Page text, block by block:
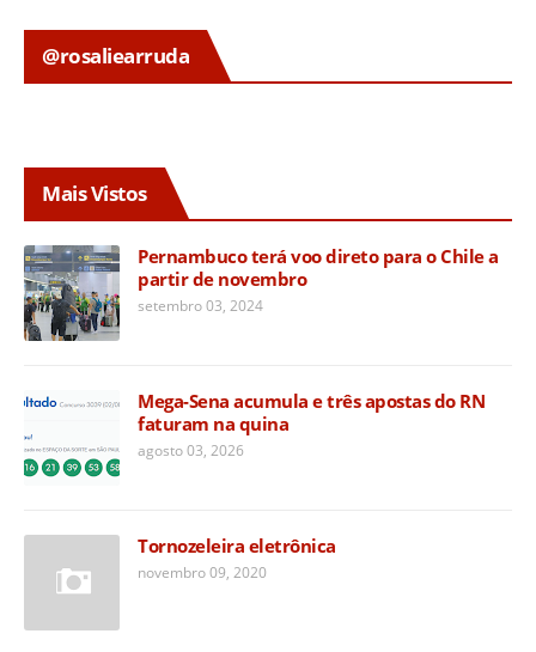
@rosaliearruda
Mais Vistos
Pernambuco terá voo direto para o Chile a
partir de novembro
setembro 03, 2024
Mega-Sena acumula e três apostas do RN
faturam na quina
agosto 03, 2026
Tornozeleira eletrônica
novembro 09, 2020